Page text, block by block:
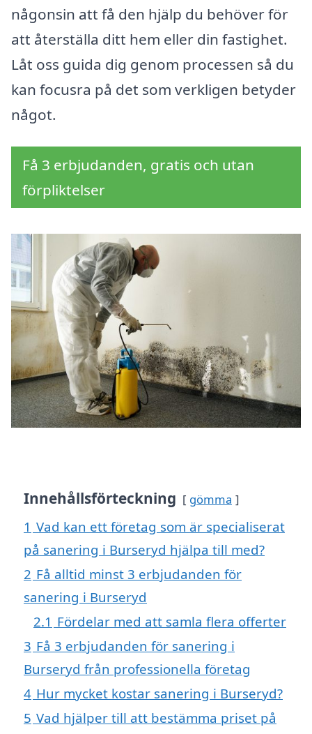
någonsin att få den hjälp du behöver för
att återställa ditt hem eller din fastighet.
Låt oss guida dig genom processen så du
kan focusra på det som verkligen betyder
något.
Få 3 erbjudanden, gratis och utan
förpliktelser
Innehållsförteckning gömma
1 Vad kan ett företag som är specialiserat
på sanering i Burseryd hjälpa till med?
2 Få alltid minst 3 erbjudanden för
sanering i Burseryd
2.1 Fördelar med att samla flera offerter
3 Få 3 erbjudanden för sanering i
Burseryd från professionella företag
4 Hur mycket kostar sanering i Burseryd?
5 Vad hjälper till att bestämma priset på